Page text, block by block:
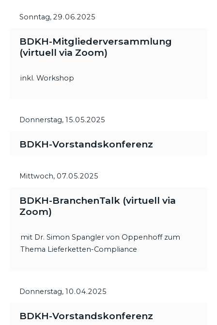
Sonntag, 29.06.2025
BDKH-Mitgliederversammlung
(virtuell via Zoom)
inkl. Workshop
Donnerstag, 15.05.2025
BDKH-Vorstandskonferenz
Mittwoch, 07.05.2025
BDKH-BranchenTalk (virtuell via
Zoom)
mit Dr. Simon Spangler von Oppenhoff zum
Thema Lieferketten-Compliance
Donnerstag, 10.04.2025
BDKH-Vorstandskonferenz